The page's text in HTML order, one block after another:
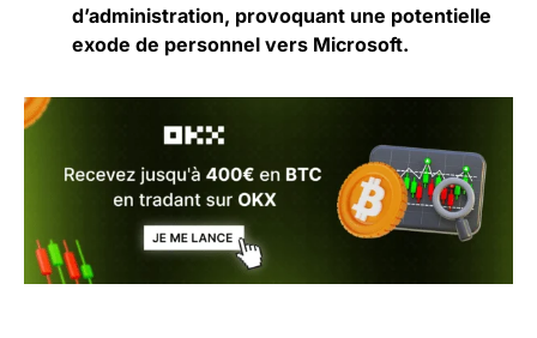
d’administration, provoquant une potentielle
exode de personnel vers Microsoft.